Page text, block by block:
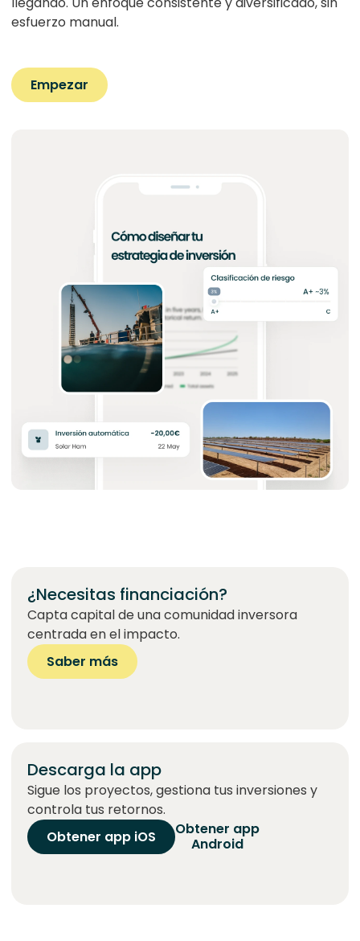
esfuerzo manual.
Empezar
¿Necesitas financiación?
Capta capital de una comunidad inversora
centrada en el impacto.
Saber más
Descarga la app
Sigue los proyectos, gestiona tus inversiones y
controla tus retornos.
Obtener app iOS
Obtener app
Android